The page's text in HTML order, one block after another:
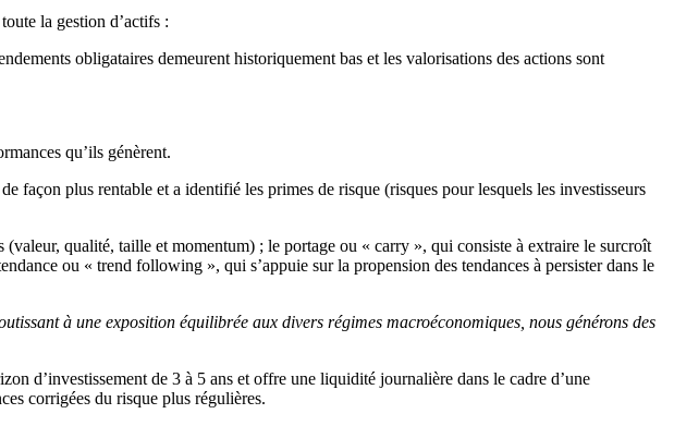
la gestion d’actifs :
obligataires demeurent historiquement bas et les valorisations des actions sont
qu’ils génèrent.
façon plus rentable et a identifié les primes de risque (risques pour lesquels les investisseurs
qualité, taille et momentum) ; le portage ou « carry », qui consiste à extraire le surcroît
ou « trend following », qui s’appuie sur la propension des tendances à persister dans le
à une exposition équilibrée aux divers régimes macroéconomiques, nous générons des
d’investissement de 3 à 5 ans et offre une liquidité journalière dans le cadre d’une
corrigées du risque plus régulières.